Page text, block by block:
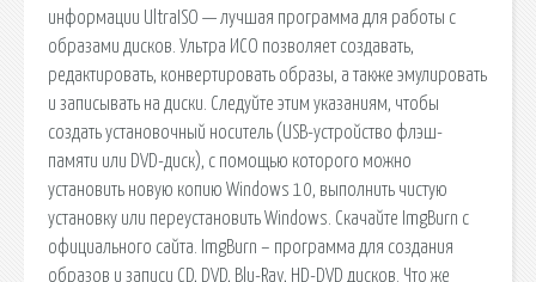
информации UltraISO — лучшая программа для работы с
образами дисков. Ультра ИСО позволяет создавать,
редактировать, конвертировать образы, а также эмулировать
и записывать на диски. Следуйте этим указаниям, чтобы
создать установочный носитель (USB-устройство флэш-
памяти или DVD-диск), с помощью которого можно
установить новую копию Windows 10, выполнить чистую
установку или переустановить Windows. Скачайте ImgBurn с
официального сайта. ImgBurn – программа для создания
образов и записи CD, DVD, Blu-Ray, HD-DVD дисков. Что же